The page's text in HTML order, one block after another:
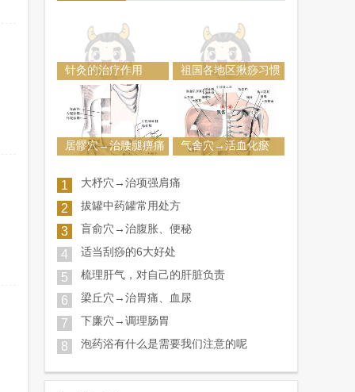
针灸的治疗作用
祖国各地区揪痧习惯
...
居髎穴→治腰腿痹痛 气舍穴→活血化瘀
1 大杼穴→治项强肩痛
2 拔罐中药罐常用处方
3 盲俞穴→治腹胀、便秘
4 适当刮痧的6大好处
5 梳理肝气，对自己的肝脏负责
6 梁丘穴→治胃痛、血尿
7 下廉穴→调理肠胃
8 泡药浴有什么是需要我们注意的呢